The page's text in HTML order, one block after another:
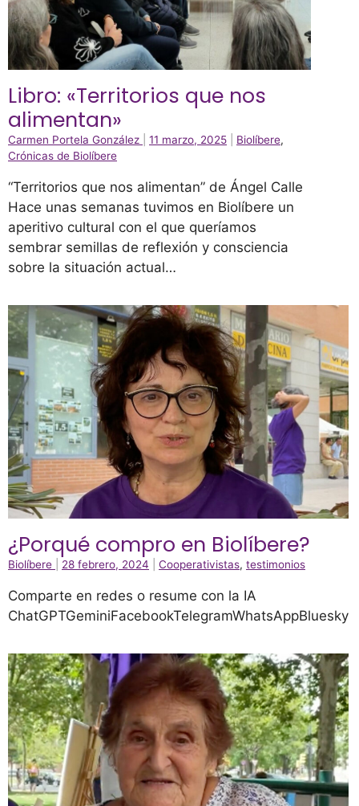
Libro: «Territorios que nos
alimentan»
Carmen Portela González 11 marzo, 2025 Biolíbere,
Crónicas de Biolíbere
“Territorios que nos alimentan” de Ángel Calle
Hace unas semanas tuvimos en Biolíbere un
aperitivo cultural con el que queríamos
sembrar semillas de reflexión y consciencia
sobre la situación actual…
¿Porqué compro en Biolíbere?
Biolíbere 28 febrero, 2024 Cooperativistas, testimonios
Comparte en redes o resume con la IA
ChatGPTGeminiFacebookTelegramWhatsAppBluesky